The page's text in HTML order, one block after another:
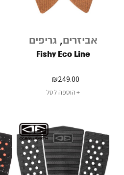
אביזרים, גריפים
Fishy Eco Line
₪249.00
הוספה לסל